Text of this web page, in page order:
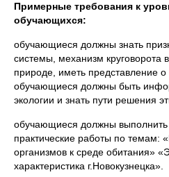
Примерные требования к
обучающихся:
обучающиеся должны знать
системы, механизм круговорота
природе, иметь представление
обучающиеся должны быть
экологии и знать пути решения
обучающиеся должны
практические работы по темам:
организмов к среде обитания»
характеристика г.Новокузнецка».